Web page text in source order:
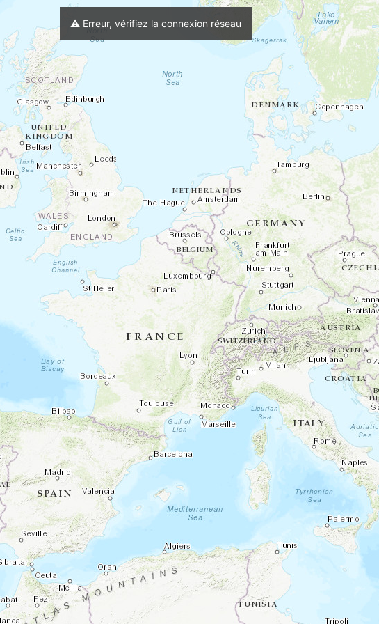
m⟳
Charger trace active au démarrage
⚠️ Erreur, vérifiez la connexion réseau